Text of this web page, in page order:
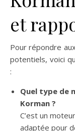
et
Pour répondre
potentiels, voici
:
Quel type de
Korman ?
C’est un
adaptée pour